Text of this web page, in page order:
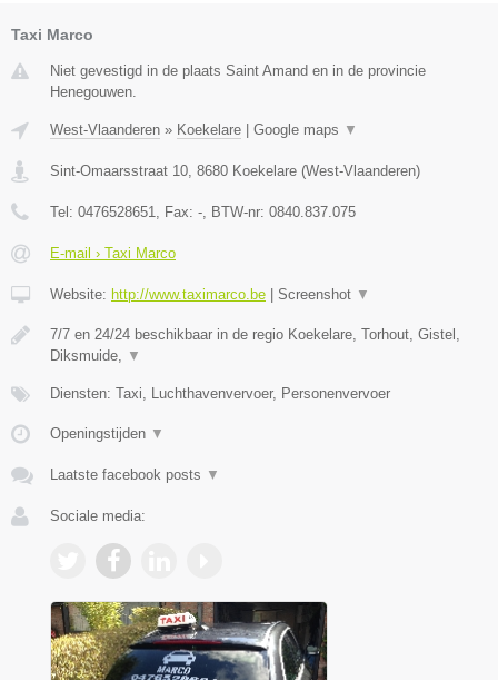
Taxi Marco
Niet gevestigd in de plaats Saint Amand en in de provincie
Henegouwen.
West-Vlaanderen » Koekelare Google maps ▼
Sint-Omaarsstraat 10 8680 Koekelare (West-Vlaanderen)
Tel: 0476528651 , Fax: - , BTW-nr: 0840.837.075
E-mail › Taxi Marco
Website: http://www.taximarco.be Screenshot ▼
7/7 en 24/24 beschikbaar in de regio Koekelare, Torhout, Gistel,
Diksmuide,
▼
Diensten: Taxi, Luchthavenvervoer, Personenvervoer
Openingstijden ▼
Laatste facebook posts ▼
Sociale media: